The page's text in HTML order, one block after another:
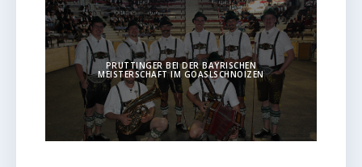
PRUTTINGER BEI DER BAYRISCHEN
MEISTERSCHAFT IM GOASLSCHNOIZEN